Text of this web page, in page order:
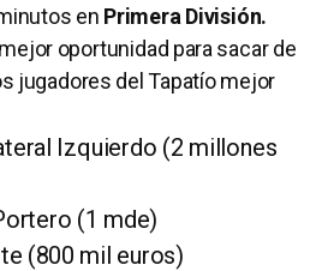
en Primera División.
oportunidad para sacar de
jugadores del Tapatío mejor
Izquierdo (2 millones
(1 mde)
(800 mil euros)